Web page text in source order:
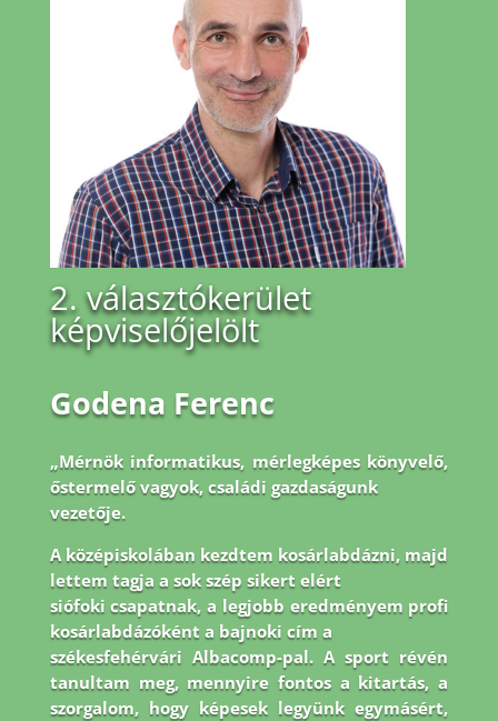
2. választókerület
képviselőjelölt
Godena Ferenc
„Mérnök informatikus, mérlegképes könyvelő,
őstermelő vagyok, családi gazdaságunk
vezetője.
A középiskolában kezdtem kosárlabdázni, majd
lettem tagja a sok szép sikert elért
siófoki csapatnak, a legjobb eredményem profi
kosárlabdázóként a bajnoki cím a
székesfehérvári Albacomp-pal. A sport révén
tanultam meg, mennyire fontos a kitartás, a
szorgalom, hogy képesek legyünk egymásért,